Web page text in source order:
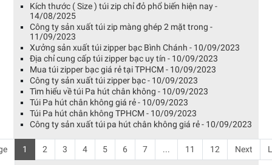
Kích thước ( Size ) túi zip chỉ đỏ phổ biến hiện nay -
14/08/2025
Công ty sản xuất túi zip màng ghép 2 mặt trong -
11/09/2023
Xưởng sản xuất túi zipper bạc Bình Chánh - 10/09/2023
Địa chỉ cung cấp túi zipper bạc uy tín - 10/09/2023
Mua túi zipper bạc giá rẻ tại TPHCM - 10/09/2023
Công ty sản xuất túi zipper bạc - 10/09/2023
Tìm hiểu về túi Pa hút chân không - 10/09/2023
Túi Pa hút chân không giá rẻ - 10/09/2023
Túi Pa hút chân không TPHCM - 10/09/2023
Công ty sản xuất túi pa hút chân không giá rẻ - 10/09/2023
1 2 3 4 5 6 7 ... 11 12 Next